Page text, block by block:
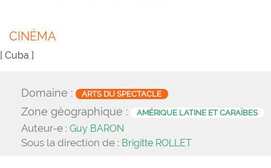
CINÉMA
[ Cuba ]
Domaine : ARTS DU SPECTACLE
Zone géographique : AMÉRIQUE LATINE ET CARAÏBES
Auteur-e : Guy BARON
Sous la direction de : Brigitte ROLLET